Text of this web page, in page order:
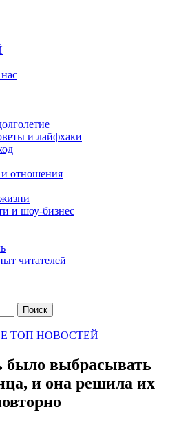
и лайфхаки
отношения
и шоу-бизнес
читателей
ТОП НОВОСТЕЙ
выбрасывать
и она решила их